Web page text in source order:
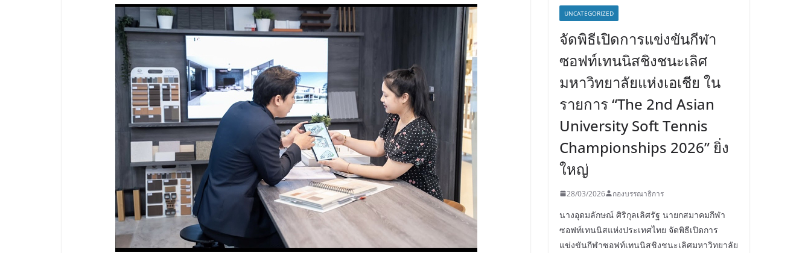
UNCATEGORIZED
จัดพิธีเปิดการแข่งขันกีฬา
ซอฟท์เทนนิสชิงชนะเลิศ
มหาวิทยาลัยแห่งเอเชีย ใน
รายการ “The 2nd Asian
University Soft Tennis
Championships 2026” ยิ่ง
ใหญ่
28/03/2026 กองบรรณาธิการ
นางอุดมลักษณ์ ศิริกุลเลิศรัฐ นายกสมาคมกีฬา
ซอฟท์เทนนิสแห่งประเทศไทย จัดพิธีเปิดการ
แข่งขันกีฬาซอฟท์เทนนิสชิงชนะเลิศมหาวิทยาลัย